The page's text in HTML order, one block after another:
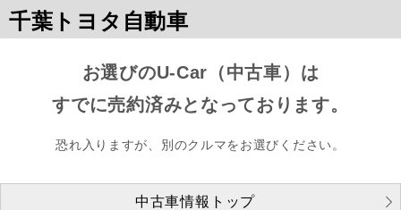
千葉トヨタ自動車
お選びのU-Car（中古車）は
すでに売約済みとなっております。
恐れ入りますが、別のクルマをお選びください。
中古車情報トップ